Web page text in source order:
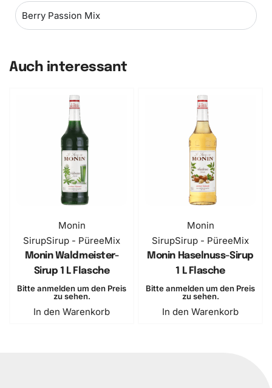
Berry Passion Mix
Auch interessant
Monin
SirupSirup - PüreeMix
Monin Waldmeister-
Sirup 1 L Flasche
Bitte anmelden um den Preis
zu sehen.
In den Warenkorb
Monin
SirupSirup - PüreeMix
Monin Haselnuss-Sirup
1 L Flasche
Bitte anmelden um den Preis
zu sehen.
In den Warenkorb